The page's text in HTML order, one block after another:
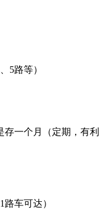
5路等）
一个月（定期，有利
车可达）